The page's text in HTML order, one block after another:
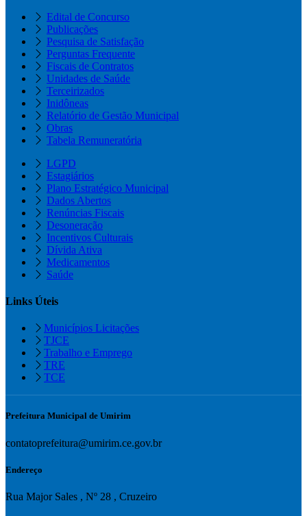
Edital de Concurso
Publicações
Pesquisa de Satisfação
Perguntas Frequente
Fiscais de Contratos
Unidades de Saúde
Terceirizados
Inidôneas
Relatório de Gestão Municipal
Obras
Tabela Remuneratória
LGPD
Estagiários
Plano Estratégico Municipal
Dados Abertos
Renúncias Fiscais
Desoneração
Incentivos Culturais
Dívida Ativa
Medicamentos
Saúde
Links Úteis
Municípios Licitações
TJCE
Trabalho e Emprego
TRE
TCE
Prefeitura Municipal de Umirim
contatoprefeitura@umirim.ce.gov.br
Endereço
Rua Major Sales , Nº 28 , Cruzeiro